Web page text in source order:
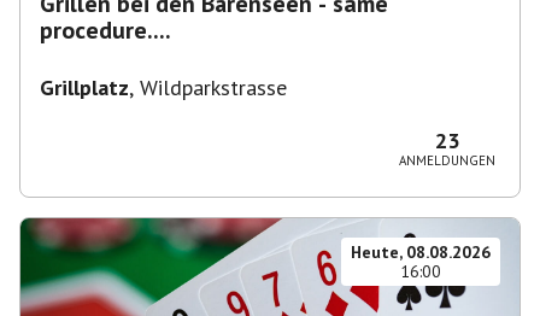
procedure....
Grillplatz, Wildparkstrasse
23
ANMELDUNGEN
Heute, 08.08.2026
16:00